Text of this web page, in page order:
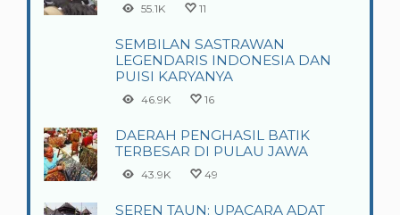
55.1K 11
SEMBILAN SASTRAWAN
LEGENDARIS INDONESIA DAN
PUISI KARYANYA
46.9K 16
DAERAH PENGHASIL BATIK
TERBESAR DI PULAU JAWA
43.9K 49
SEREN TAUN: UPACARA ADAT